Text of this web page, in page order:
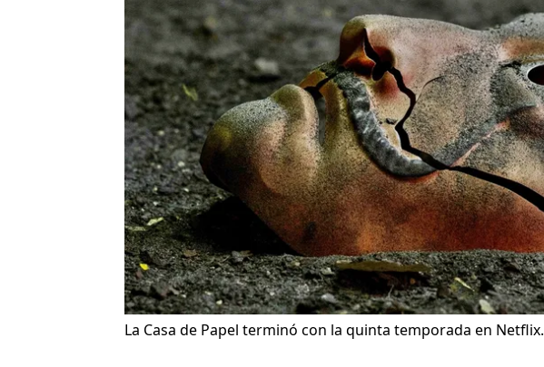
La Casa de Papel terminó con la quinta temporada en Netflix.